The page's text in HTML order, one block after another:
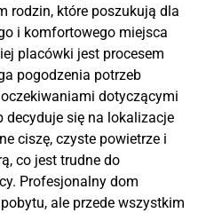
rodzin, które poszukują dla
i komfortowego miejsca
placówki jest procesem
pogodzenia potrzeb
dotyczącymi
decyduje się na lokalizacje
ciszę, czyste powietrze i
co jest trudne do
Profesjonalny dom
ale przede wszystkim